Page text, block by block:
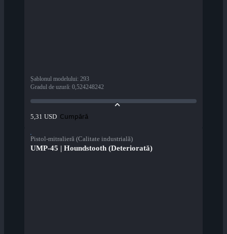
Șablonul modelului: 293
Gradul de uzură: 0,524248242
5,31 USD Cumpără
Pistol-mitralieră (Calitate industrială)
UMP-45 | Houndstooth (Deteriorată)